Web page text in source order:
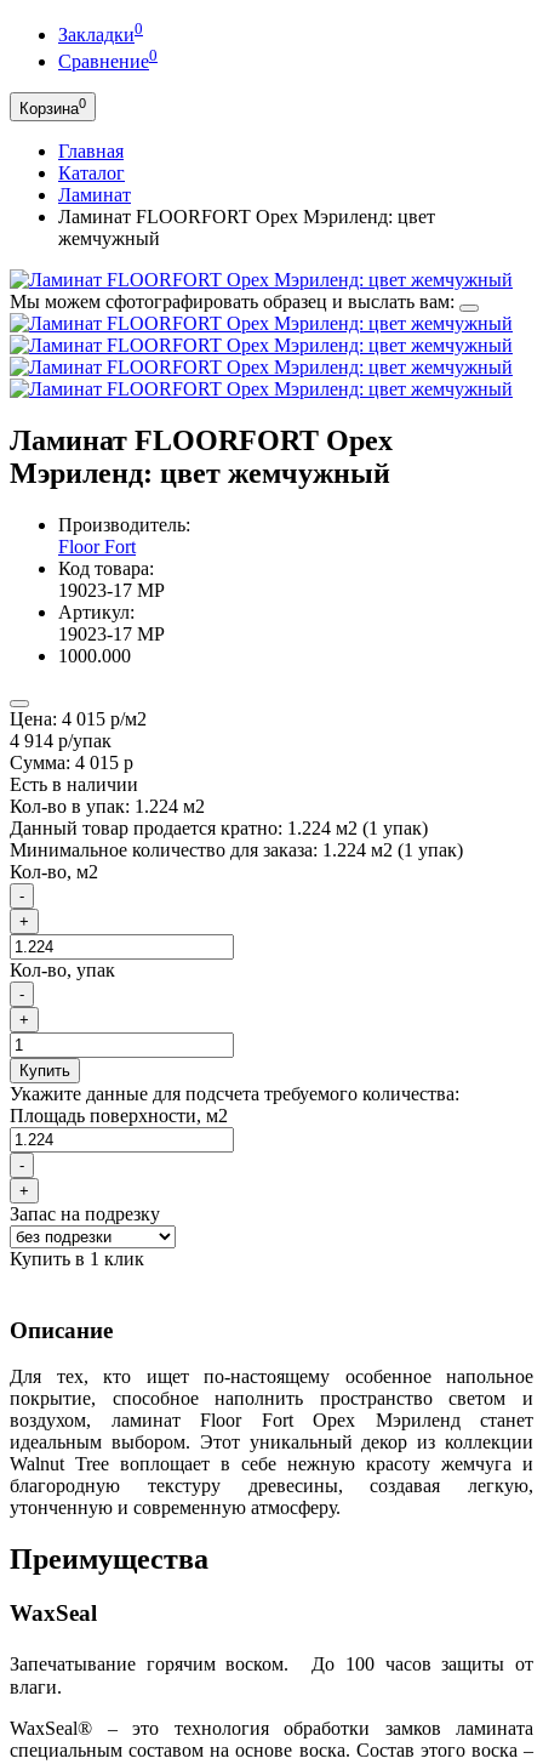
Закладки0
Сравнение0
Корзина0
Главная
Каталог
Ламинат
Ламинат FLOORFORT Орех Мэриленд: цвет
жемчужный
Мы можем сфотографировать образец и выслать вам:
Ламинат FLOORFORT Орех
Мэриленд: цвет жемчужный
Производитель:
Floor Fort
Код товара:
19023-17 MP
Артикул:
19023-17 MP
1000.000
Цена: 4 015 р/м2
4 914 р/упак
Сумма: 4 015 р
Есть в наличии
Кол-во в упак: 1.224 м2
Данный товар продается кратно: 1.224 м2 (1 упак)
Минимальное количество для заказа: 1.224 м2 (1 упак)
Кол-во, м2
-
+
Кол-во, упак
-
+
Купить
Укажите данные для подсчета требуемого количества:
Площадь поверхности, м2
-
+
Запас на подрезку
Купить в 1 клик
Описание
Для тех, кто ищет по-настоящему особенное напольное
покрытие, способное наполнить пространство светом и
воздухом, ламинат Floor Fort Орех Мэриленд станет
идеальным выбором. Этот уникальный декор из коллекции
Walnut Tree воплощает в себе нежную красоту жемчуга и
благородную текстуру древесины, создавая легкую,
утонченную и современную атмосферу.
Преимущества
WaxSeal
Запечатывание горячим воском. До 100 часов защиты от
влаги.
WaxSeal® – это технология обработки замков ламината
специальным составом на основе воска. Состав этого воска –